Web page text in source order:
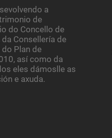
a
de
do Concello de
Consellería de
Plan de
así como da
eles dámoslle as
e axuda.